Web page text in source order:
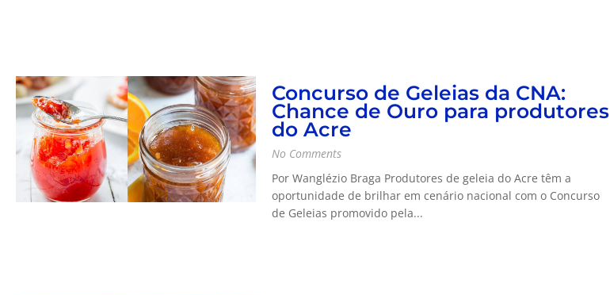
Concurso de Geleias da CNA:
Chance de Ouro para produtores
do Acre
No Comments
Por Wanglézio Braga Produtores de geleia do Acre têm a
oportunidade de brilhar em cenário nacional com o Concurso
de Geleias promovido pela...